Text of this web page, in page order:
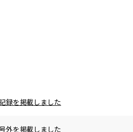
録を掲載しました
外を掲載しました